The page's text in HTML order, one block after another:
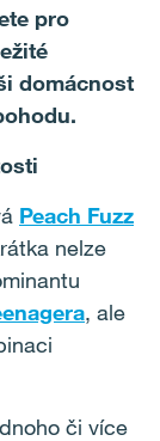
pro
domácnost
Peach Fuzz
nelze
, ale
či více